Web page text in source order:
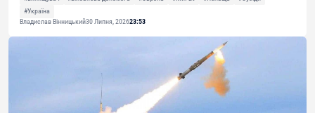
#Україна
Владислав Вінницький30 Липня, 202623:53